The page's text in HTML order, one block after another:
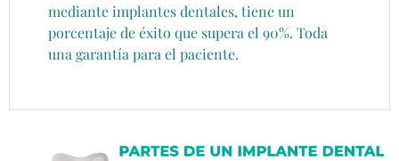
mediante implantes dentales, tiene un
porcentaje de éxito que supera el 90%. Toda
una garantía para el paciente.